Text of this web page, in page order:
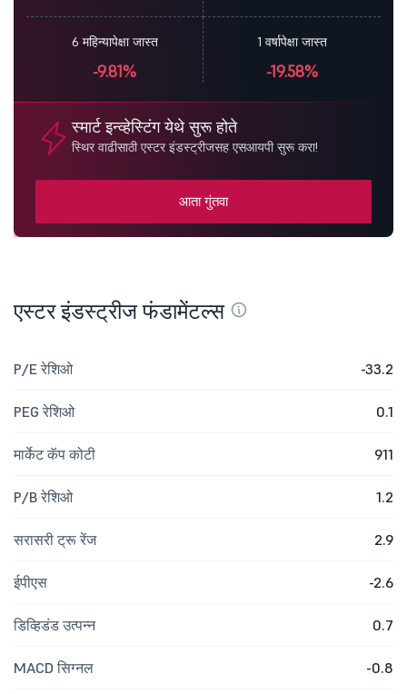
6 महिन्यापेक्षा जास्त
-9.81%
1 वर्षापेक्षा जास्त
-19.58%
स्मार्ट इन्व्हेस्टिंग येथे सुरू होते
स्थिर वाढीसाठी एस्टर इंडस्ट्रीजसह एसआयपी सुरू करा!
आता गुंतवा
एस्टर इंडस्ट्रीज फंडामेंटल्स
P/E रेशिओ -33.2
PEG रेशिओ 0.1
मार्केट कॅप कोटी 911
P/B रेशिओ 1.2
सरासरी ट्रू रेंज 2.9
ईपीएस -2.6
डिव्हिडंड उत्पन्न 0.7
MACD सिग्नल -0.8